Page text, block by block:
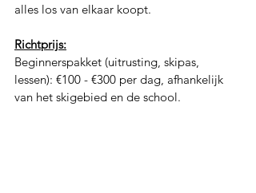
alles los van elkaar koopt.
Richtprijs:
Beginnerspakket (uitrusting, skipas,
lessen): €100 - €300 per dag, afhankelijk
van het skigebied en de school.